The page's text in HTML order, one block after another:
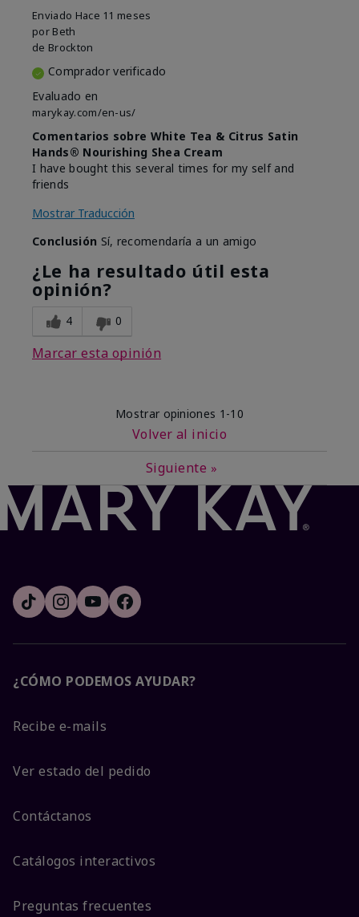
Enviado Hace 11 meses
por Beth
de Brockton
Comprador verificado
Evaluado en
marykay.com/en-us/
Comentarios sobre White Tea & Citrus Satin
Hands® Nourishing Shea Cream
I have bought this several times for my self and
friends
Mostrar Traducción
Conclusión Sí, recomendaría a un amigo
¿Le ha resultado útil esta
opinión?
4 0
Marcar esta opinión
Mostrar opiniones 1-10
Volver al inicio
Siguiente »
¿CÓMO PODEMOS AYUDAR?
Recibe e-mails
Ver estado del pedido
Contáctanos
Catálogos interactivos
Preguntas frecuentes